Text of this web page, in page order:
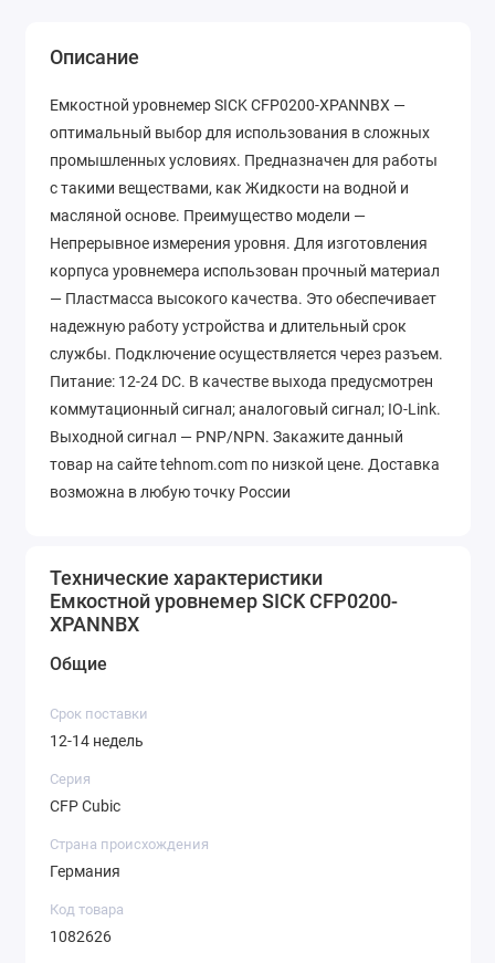
Описание
Емкостной уровнемер SICK CFP0200-XPANNBX —
оптимальный выбор для использования в сложных
промышленных условиях. Предназначен для работы
с такими веществами, как Жидкости на водной и
масляной основе. Преимущество модели —
Непрерывное измерения уровня. Для изготовления
корпуса уровнемера использован прочный материал
— Пластмасса высокого качества. Это обеспечивает
надежную работу устройства и длительный срок
службы. Подключение осуществляется через разъем.
Питание: 12-24 DC. В качестве выхода предусмотрен
коммутационный сигнал; аналоговый сигнал; IO-Link.
Выходной сигнал — PNP/NPN. Закажите данный
товар на сайте tehnom.com по низкой цене. Доставка
возможна в любую точку России
Технические характеристики
Емкостной уровнемер SICK CFP0200-
XPANNBX
Общие
Срок поставки
12-14 недель
Серия
CFP Cubic
Страна происхождения
Германия
Код товара
1082626